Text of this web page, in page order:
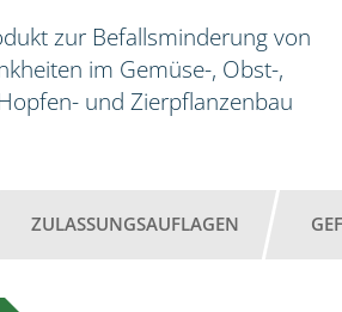
zur Befallsminderung von
im Gemüse-, Obst-,
und Zierpflanzenbau
ZULASSUNGSAUFLAGEN